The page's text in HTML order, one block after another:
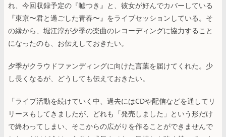
れ、今回収録予定の『嘘つき』と、彼女が好んでカバーしている
『東京〜君と過ごした青春〜』をライブセッションしている。そ
の縁から、堀江淳が夕季の楽曲のレコーディングに協力すること
になったのも、お伝えしておきたい。
夕季がクラウドファンディングに向けた言葉を届けてくれた。少
し長くなるが、どうしても伝えておきたい。
「ライブ活動を続けていく中、過去にはCDや配信などを通してリ
リースもしてきましたが、どれも「発売しました」という形だけ
で終わってしまい、そこからの広がりを作ることができませんで